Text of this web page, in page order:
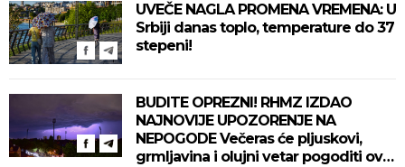
UVEČE NAGLA PROMENA VREMENA: U
Srbiji danas toplo, temperature do 37
stepeni!
BUDITE OPREZNI! RHMZ IZDAO
NAJNOVIJE UPOZORENJE NA
NEPOGODE Večeras će pljuskovi,
grmljavina i olujni vetar pogoditi ove